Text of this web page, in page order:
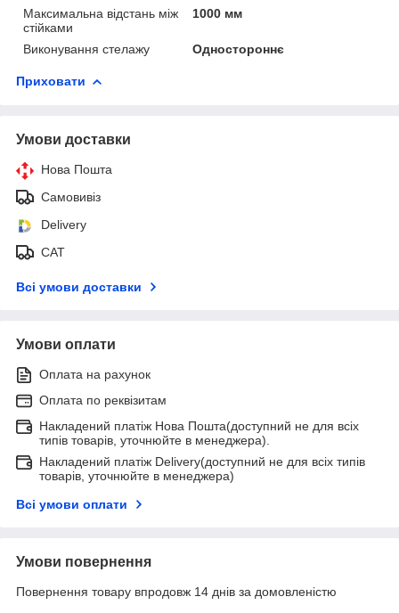
Максимальна відстань між
стійками
1000 мм
Виконування стелажу Одностороннє
Приховати
Умови доставки
Нова Пошта
Самовивіз
Delivery
САТ
Всі умови доставки
Умови оплати
Оплата на рахунок
Оплата по реквізитам
Накладений платіж Нова Пошта(доступний не для всіх
типів товарів, уточнюйте в менеджера).
Накладений платіж Delivery(доступний не для всіх типів
товарів, уточнюйте в менеджера)
Всі умови оплати
Умови повернення
Повернення товару впродовж 14 днів за домовленістю